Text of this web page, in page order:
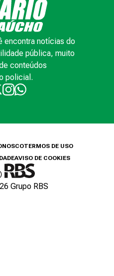
encontra notícias do
pública, muito
conteúdos
policial.
TERMOS DE USO
AVISO DE COOKIES
Grupo RBS